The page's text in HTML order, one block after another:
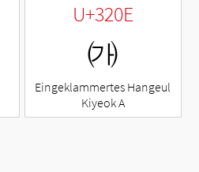
U+320E
㈎
Eingeklammertes Hangeul
Kiyeok A